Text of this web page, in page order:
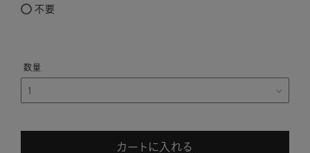
不要
カートに入れる